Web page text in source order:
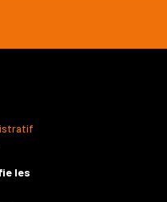
les